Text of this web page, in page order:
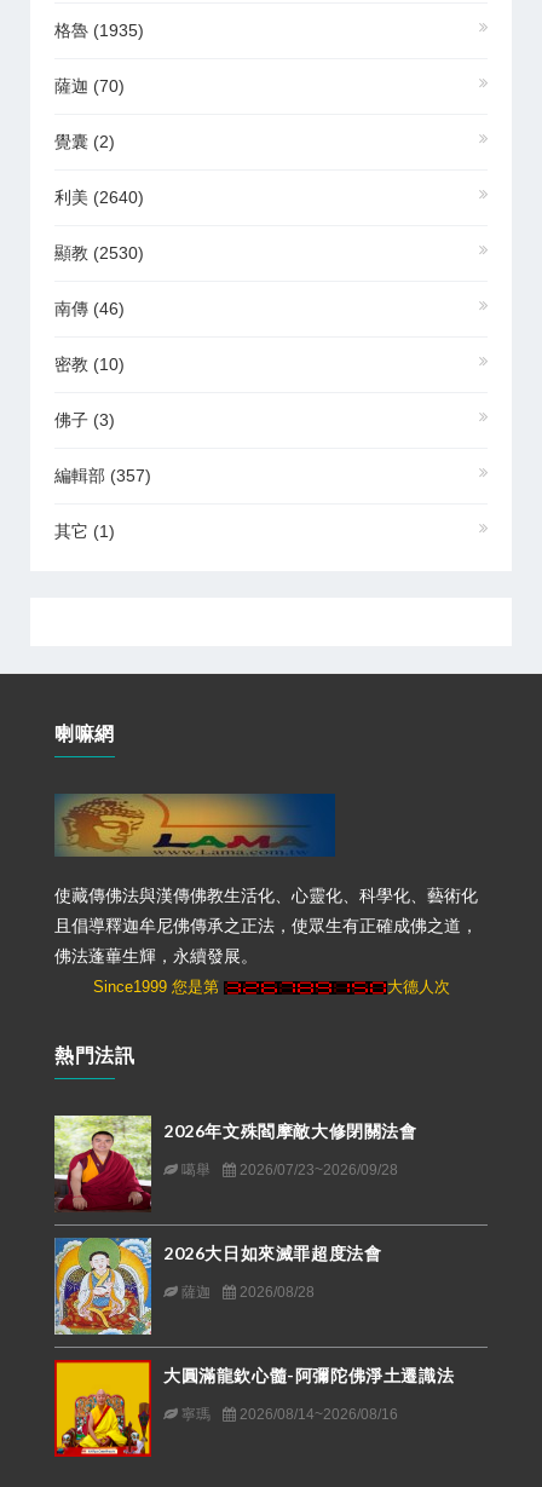
格魯 (1935)
薩迦 (70)
覺囊 (2)
利美 (2640)
顯教 (2530)
南傳 (46)
密教 (10)
佛子 (3)
編輯部 (357)
其它 (1)
喇嘛網
使藏傳佛法與漢傳佛教生活化、心靈化、科學化、藝術化
且倡導釋迦牟尼佛傳承之正法，使眾生有正確成佛之道，
佛法蓬蓽生輝，永續發展。
Since1999 您是第 大德人次
熱門法訊
2026年文殊閻摩敵大修閉關法會
噶舉 2026/07/23~2026/09/28
2026大日如來滅罪超度法會
薩迦 2026/08/28
大圓滿龍欽心髓-阿彌陀佛淨土遷識法
寧瑪 2026/08/14~2026/08/16